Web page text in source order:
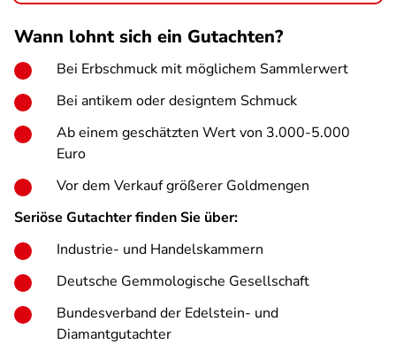
Wann lohnt sich ein Gutachten?
Bei Erbschmuck mit möglichem Sammlerwert
Bei antikem oder designtem Schmuck
Ab einem geschätzten Wert von 3.000-5.000
Euro
Vor dem Verkauf größerer Goldmengen
Seriöse Gutachter finden Sie über:
Industrie- und Handelskammern
Deutsche Gemmologische Gesellschaft
Bundesverband der Edelstein- und
Diamantgutachter